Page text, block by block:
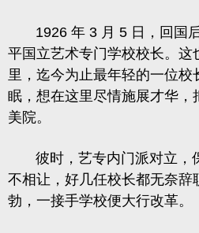
1926 年 3 月 5 日，回国
平国立艺术专门学校校长。这
里，迄今为止最年轻的一位校
眠，想在这里尽情施展才华，
美院。
彼时，艺专内门派对立，
不相让，好几任校长都无奈辞
勃，一接手学校便大行改革。